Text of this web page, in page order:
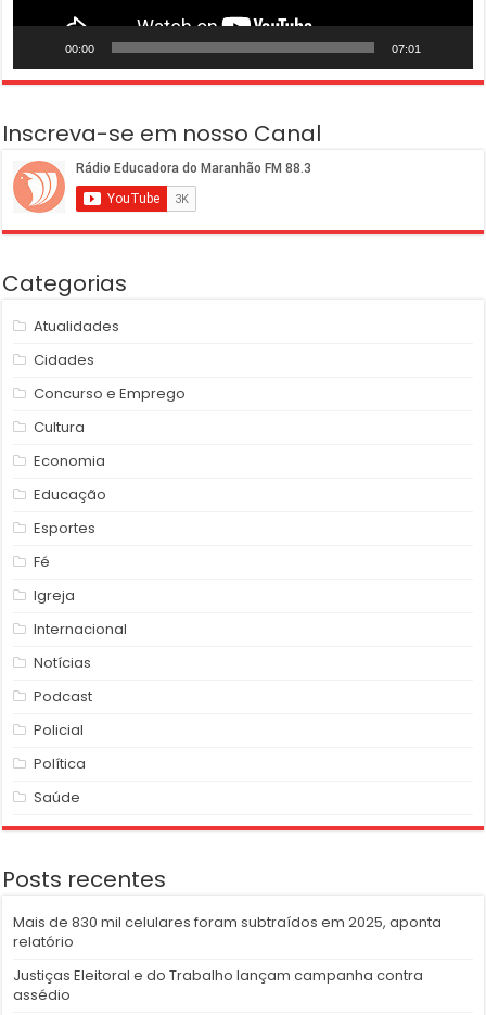
00:00 07:01
Inscreva-se em nosso Canal
Categorias
Atualidades
Cidades
Concurso e Emprego
Cultura
Economia
Educação
Esportes
Fé
Igreja
Internacional
Notícias
Podcast
Policial
Política
Saúde
Posts recentes
Mais de 830 mil celulares foram subtraídos em 2025, aponta
relatório
Justiças Eleitoral e do Trabalho lançam campanha contra
assédio